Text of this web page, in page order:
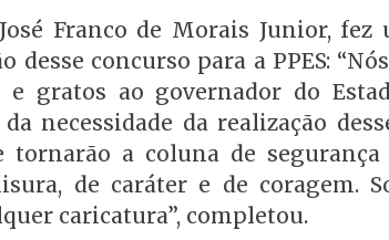
Franco de Morais Junior,
desse concurso para a PPES:
gratos ao governador do
necessidade da realização
tornarão a coluna de
de caráter e de coragem.
caricatura”, completou.